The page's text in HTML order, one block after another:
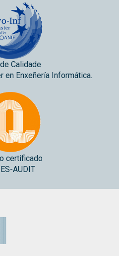
Calidade
en Enxeñería Informática.
certificado
AUDIT